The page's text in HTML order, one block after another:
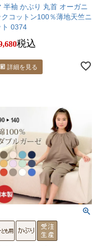
半袖 かぶり 丸首 オーガニ
クコットン100％薄地天竺ニ
ト 0374
税込
詳細を見る